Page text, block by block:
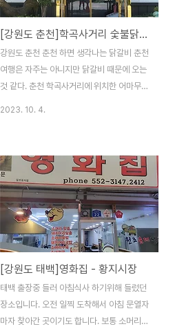
[강원도 춘천]학곡사거리 숯불닭갈비
강원도 춘천 춘천 하면 생각나는 닭갈비 춘천
여행은 자주는 아니지만 닭갈비 때문에 오는
것 같다. 춘천 학곡사거리에 위치한 어마무시
밥을 볶아 먹어야 제맛이다. ㅁ 맛 5 ㅁ 친 절
5 ㅁ 청 결 5 매우만족 5, 만족 4, 보통 3, 미
흡 2, 매우미흡 1 ( 지극히 개인적인 사견입니
다. 참고만 하시기 바랍니다. ) 2023-09-
05
2023. 10. 4.
[강원도 태백]영화집 - 황지시장
태백 출장중 들러 아침식사 하기위해 들렀던
장소입니다. 오전 일찍 도착해서 아침 문열자
마자 찾아간 곳이기도 합니다. 보통 소머리국